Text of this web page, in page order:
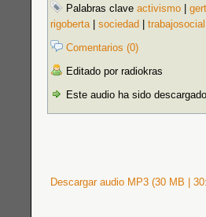
Palabras clave activismo
rigoberta| sociedad trabajosocial
Comentarios (0)
Editado por radiokras
Este audio ha sido
Descargar audio MP3 (30 MB |